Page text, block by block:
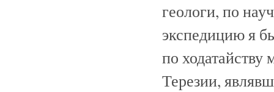
геологи, по
экспедицию я
по
Терезии,